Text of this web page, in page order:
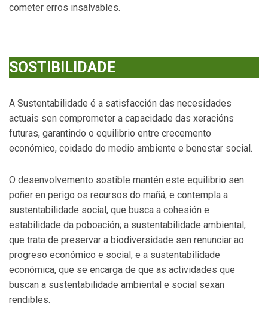
cometer erros insalvables.
SOSTIBILIDADE
A Sustentabilidade é a satisfacción das necesidades
actuais sen comprometer a capacidade das xeracións
futuras, garantindo o equilibrio entre crecemento
económico, coidado do medio ambiente e benestar social.
O desenvolvemento sostible mantén este equilibrio sen
poñer en perigo os recursos do mañá, e contempla a
sustentabilidade social, que busca a cohesión e
estabilidade da poboación; a sustentabilidade ambiental,
que trata de preservar a biodiversidade sen renunciar ao
progreso económico e social, e a sustentabilidade
económica, que se encarga de que as actividades que
buscan a sustentabilidade ambiental e social sexan
rendibles.